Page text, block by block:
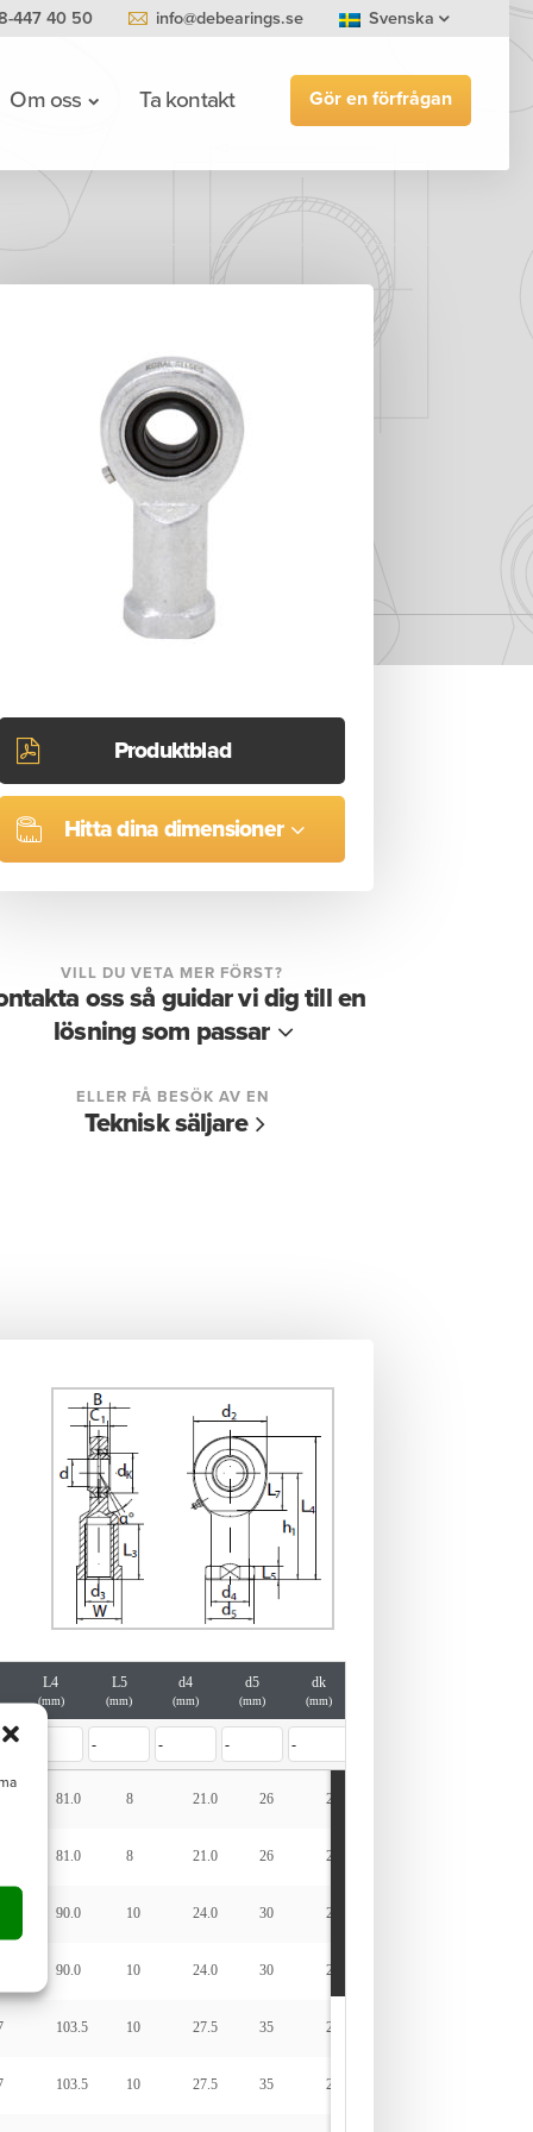
447 40 50 info@debearings.se Svenska
0
Gör en förfrågan
Om oss Ta kontakt
Produktblad
Hitta dina dimensioner
VILL DU VETA MER FÖRST?
oss så guidar vi dig till en
lösning som passar
ELLER FÅ BESÖK AV EN
Teknisk säljare